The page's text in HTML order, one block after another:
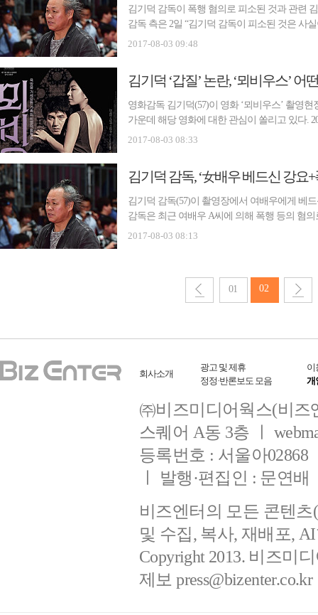
김기덕 감독이 폭행 혐의로 피소된 것과 관련
감독 측은 2일 “김기덕 감독이 피소된 것은 사
른 부분이 있다. 이와 관련 추후에 다시 입장을
2017-08-03 09:48
영화감독 김기덕(57)이 영화 ‘뫼비우스’ 촬영
가운데 해당 영화에 대한 관심이 쏠리고 있다.
영화제에까지 진출한 작품이지만 국내에서는
2017-08-03 08:33
김기덕 감독, ‘女배우 베드신 강요
김기덕 감독(57)이 촬영장에서 여배우에게 베
감독은 최근 여배우 A씨에 의해 폭행 등의 혐
배용원)에 해당 사건을 배당, 직접 수사하기로
2017-08-03 08:13
01 02
회사소개
광고 및 제휴
정정·반론보도 모음
이
개
㈜비즈미디어웍스(비즈
스퀘어 A동 3층 ㅣ
등록번호 : 서울아02868
ㅣ 발행·편집인 : 문연
비즈엔터의 모든 콘텐
및 수집, 복사, 재배포,
Copyright 2013. 비즈미
제보press@bizenter.co.kr